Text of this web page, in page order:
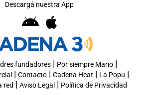
Descargá nuestra App
fundadores| Por siempre Mario|
| Contacto| Cadena Heat | La Popu |
red | Aviso Legal | Política de Privacidad